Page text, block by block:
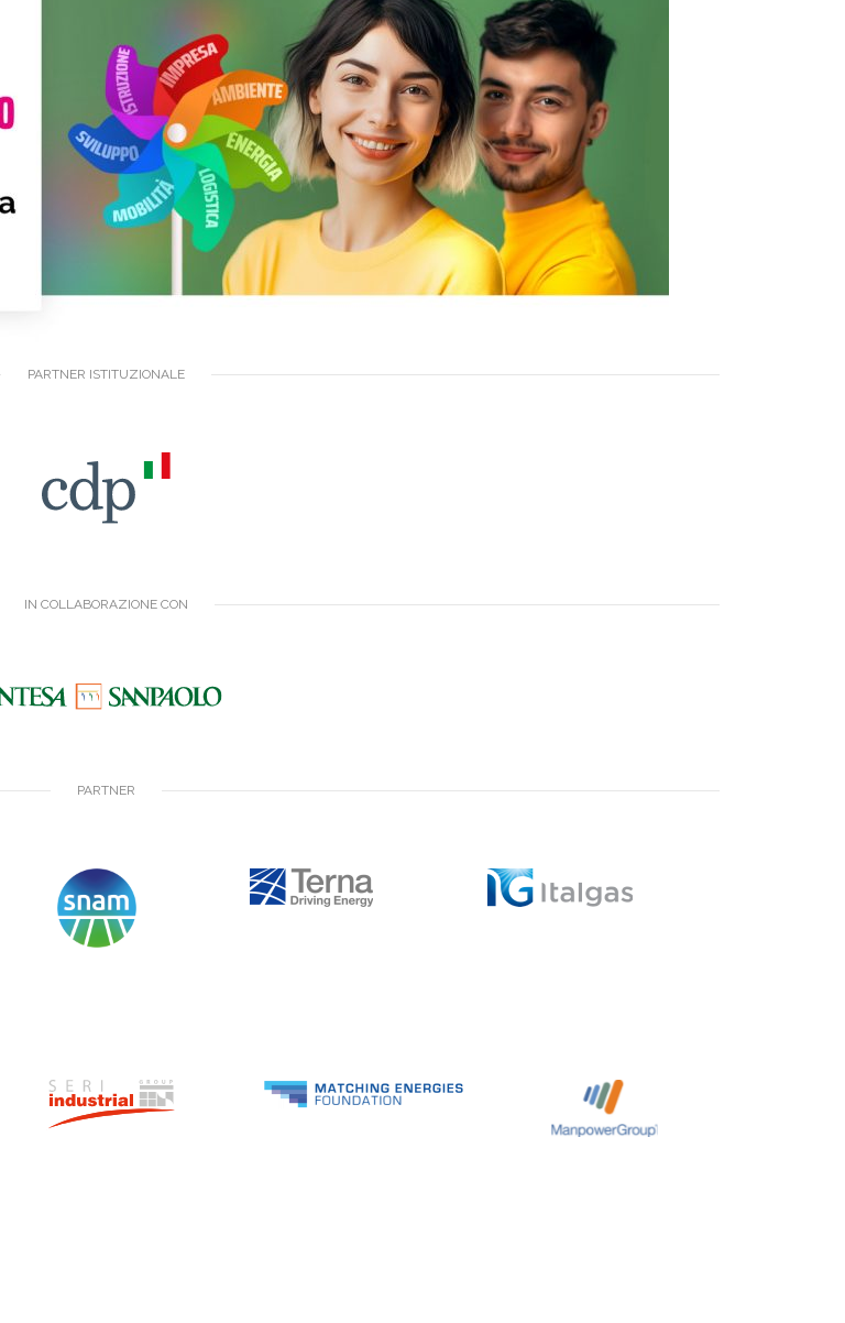
PARTNER ISTITUZIONALE
IN COLLABORAZIONE CON
PARTNER